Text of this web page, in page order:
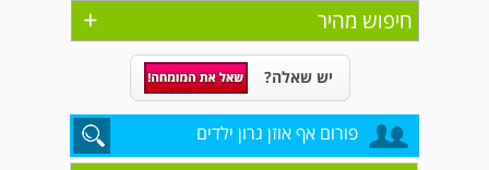
+ חיפוש מהיר
יש שאלה?
פורום אף אוזן גרון ילדים